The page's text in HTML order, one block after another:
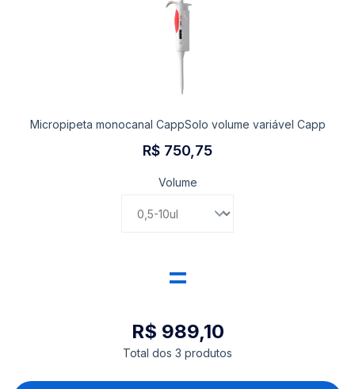
Micropipeta monocanal CappSolo volume variável Capp
R$ 750,75
Volume
=
R$ 989,10
Total dos 3 produtos